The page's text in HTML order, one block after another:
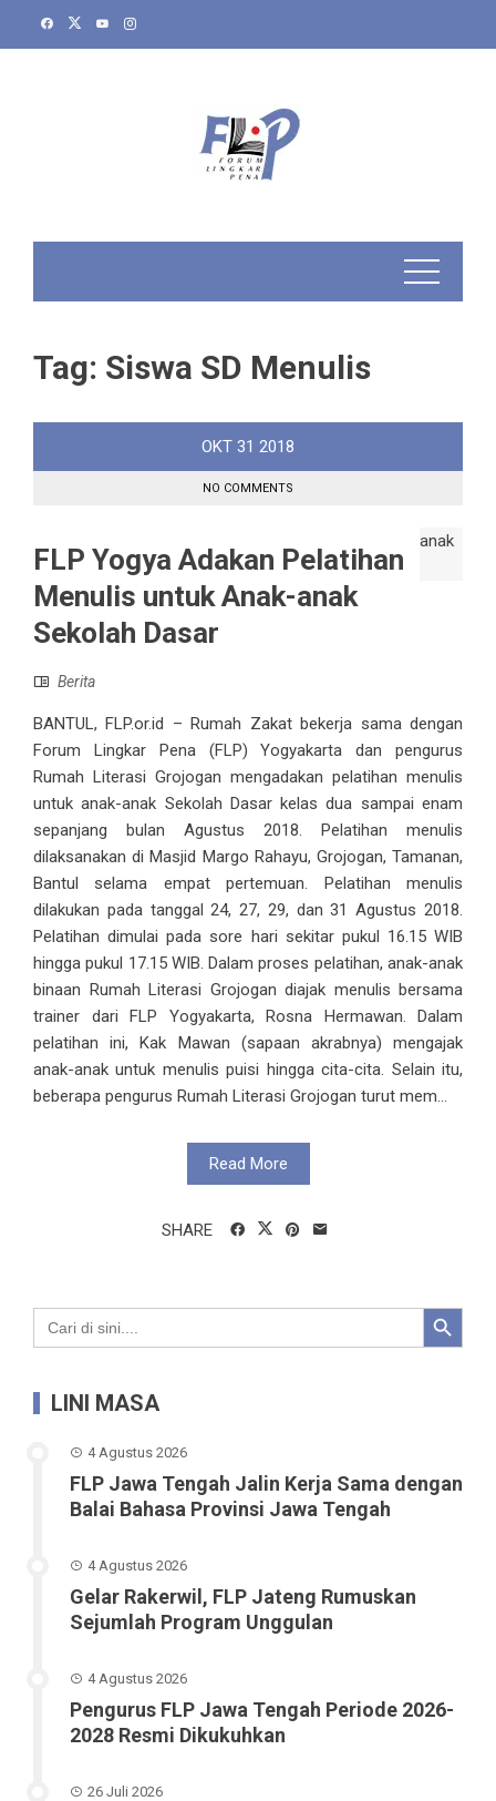
Tag: Siswa SD Menulis
OKT 31 2018
NO COMMENTS
FLP Yogya Adakan Pelatihan
Menulis untuk Anak-anak
Sekolah Dasar
Berita
BANTUL, FLP.or.id – Rumah Zakat bekerja sama dengan
Forum Lingkar Pena (FLP) Yogyakarta dan pengurus
Rumah Literasi Grojogan mengadakan pelatihan menulis
untuk anak-anak Sekolah Dasar kelas dua sampai enam
sepanjang bulan Agustus 2018. Pelatihan menulis
dilaksanakan di Masjid Margo Rahayu, Grojogan, Tamanan,
Bantul selama empat pertemuan. Pelatihan menulis
dilakukan pada tanggal 24, 27, 29, dan 31 Agustus 2018.
Pelatihan dimulai pada sore hari sekitar pukul 16.15 WIB
hingga pukul 17.15 WIB. Dalam proses pelatihan, anak-anak
binaan Rumah Literasi Grojogan diajak menulis bersama
trainer dari FLP Yogyakarta, Rosna Hermawan. Dalam
pelatihan ini, Kak Mawan (sapaan akrabnya) mengajak
anak-anak untuk menulis puisi hingga cita-cita. Selain itu,
beberapa pengurus Rumah Literasi Grojogan turut mem...
Read More
SHARE
Search
for:
Search Button
LINI MASA
4 Agustus 2026
FLP Jawa Tengah Jalin Kerja Sama dengan
Balai Bahasa Provinsi Jawa Tengah
4 Agustus 2026
Gelar Rakerwil, FLP Jateng Rumuskan
Sejumlah Program Unggulan
4 Agustus 2026
Pengurus FLP Jawa Tengah Periode 2026-
2028 Resmi Dikukuhkan
26 Juli 2026